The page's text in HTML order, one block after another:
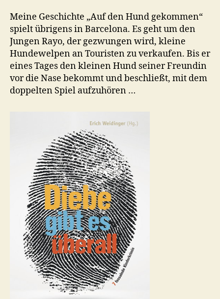
Meine Geschichte „Auf den Hund gekommen“
spielt übrigens in Barcelona. Es geht um den
Jungen Rayo, der gezwungen wird, kleine
Hundewelpen an Touristen zu verkaufen. Bis er
eines Tages den kleinen Hund seiner Freundin
vor die Nase bekommt und beschließt, mit dem
doppelten Spiel aufzuhören …